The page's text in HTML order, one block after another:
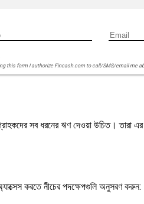
this form I authorize Fincash.com to call/SMS/email me
সব ধরনের ঋণ দেওয়া উচিত। তারা
করতে নীচের পদক্ষেপগুলি অনুসরণ করুন: